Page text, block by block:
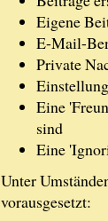
Eigene
E-Mail-
Private
Eine
sind
Eine
Unter
vorausgesetzt: